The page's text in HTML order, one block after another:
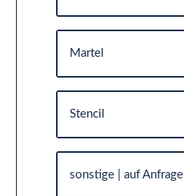
Martel
Stencil
sonstige | auf Anfrage